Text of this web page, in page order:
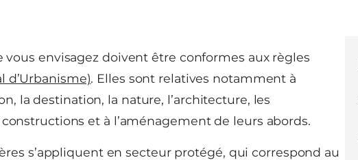
vous envisagez doivent être conformes aux règles
d’Urbanisme). Elles sont relatives notamment à
la destination, la nature, l’architecture, les
et à l’aménagement de leurs abords.
s’appliquent en secteur protégé, qui correspond au